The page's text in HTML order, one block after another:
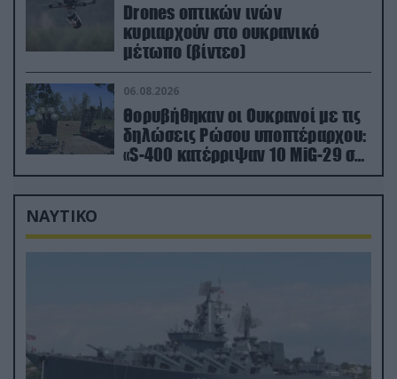
Drones οπτικών ινών
κυριαρχούν στο ουκρανικό
μέτωπο (βίντεο)
06.08.2026
Θορυβήθηκαν οι Ουκρανοί με τις
δηλώσεις Ρώσου υποπτέραρχου:
«S-400 κατέρριψαν 10 MiG-29 σε
μόλις μια μέρα!»
ΝΑΥΤΙΚΟ